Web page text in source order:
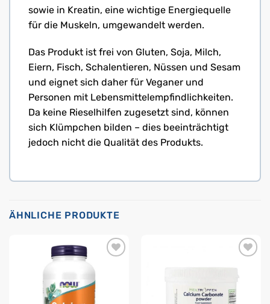
sowie in Kreatin, eine wichtige Energiequelle
für die Muskeln, umgewandelt werden.
Das Produkt ist frei von Gluten, Soja, Milch,
Eiern, Fisch, Schalentieren, Nüssen und Sesam
und eignet sich daher für Veganer und
Personen mit Lebensmittel­empfindlichkeiten.
Da keine Rieselhilfen zugesetzt sind, können
sich Klümpchen bilden – dies beeinträchtigt
jedoch nicht die Qualität des Produkts.
ÄHNLICHE PRODUKTE